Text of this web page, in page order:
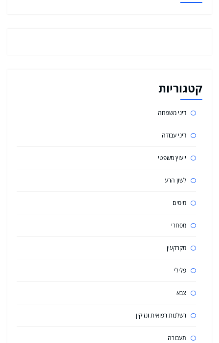
קטגוריות
דיני משפחה
דיני עבודה
ייעוץ משפטי
לשון הרע
מיסים
מסחרי
מקרקעין
פלילי
צבא
רשלנות רפואית ונזיקין
תעבורה